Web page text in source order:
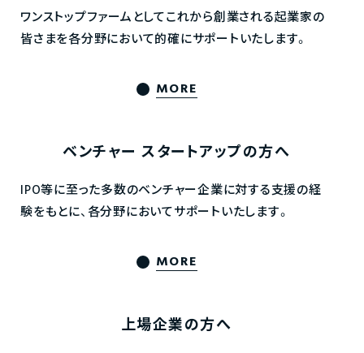
ワンストップファームとしてこれから創業される起業家の
皆さまを各分野において的確にサポートいたします。
MORE
ベンチャー スタートアップの方へ
IPO等に至った多数のベンチャー企業に対する支援の経
験をもとに、各分野においてサポートいたします。
MORE
上場企業の方へ